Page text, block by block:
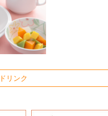
リンク